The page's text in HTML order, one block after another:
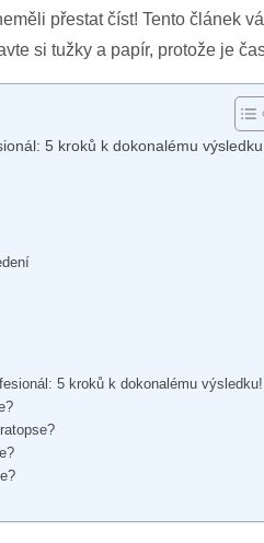
přestat číst! Tento článek
si tužky a papír, protože je
5 kroků k dokonalému
5 kroků k dokonalému výsledku!